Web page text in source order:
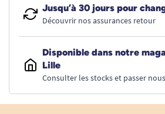
Jusqu’à 30 jours pour
Découvrir nos assurances retour
Disponible dans notre
Lille
Consulter les stocks et passer